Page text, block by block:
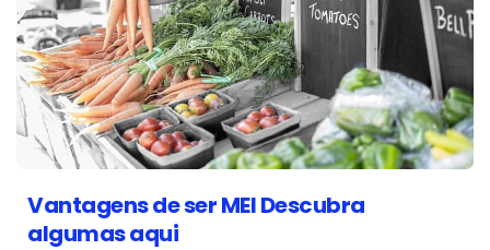
Vantagens de ser MEI Descubra
algumas aqui